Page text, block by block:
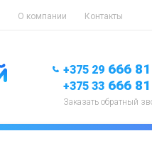
О компании Контакты
+375 29 666
+375 33 666
Заказать обратный